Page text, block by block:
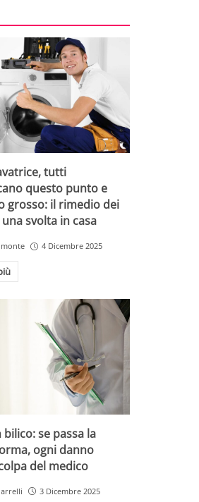
tutti
questo punto e
grosso: il rimedio dei
svolta in casa
4 Dicembre 2025
bilico: se passa la
ogni danno
del medico
3 Dicembre 2025